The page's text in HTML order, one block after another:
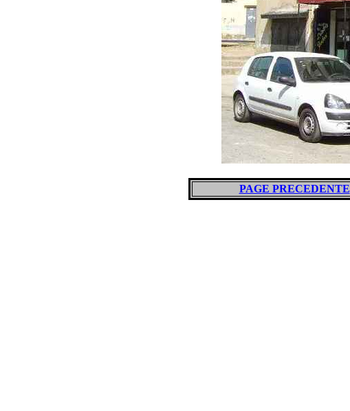
PAGE PRECEDENTE